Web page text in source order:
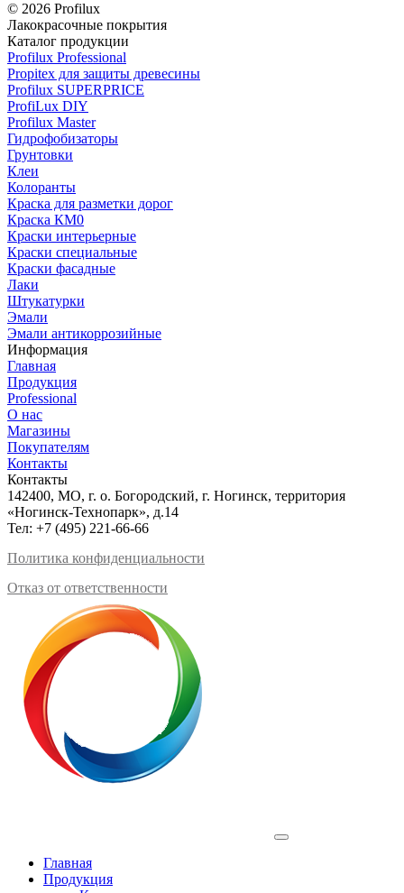
© 2026 Profilux
Лакокрасочные покрытия
Каталог продукции
Profilux Professional
Propitex для защиты древесины
Profilux SUPERPRICE
ProfiLux DIY
Profilux Master
Гидрофобизаторы
Грунтовки
Клеи
Колоранты
Краска для разметки дорог
Краска КМ0
Краски интерьерные
Краски специальные
Краски фасадные
Лаки
Штукатурки
Эмали
Эмали антикоррозийные
Информация
Главная
Продукция
Professional
О нас
Магазины
Покупателям
Контакты
Контакты
142400, МО, г. о. Богородский, г. Ногинск, территория
«Ногинск-Технопарк», д.14
Тел: +7 (495) 221-66-66
Политика конфиденциальности
Отказ от ответственности
Главная
Продукция